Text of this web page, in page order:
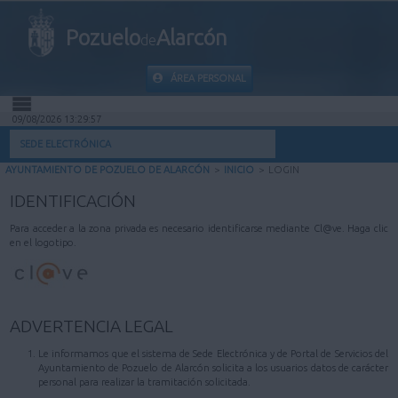
PozuelodeAlarcón
ÁREA PERSONAL
INICIO
MI CARPETA
INFORMACIÓN MUNICIPAL
AYUDA
09/08/2026 13:29:57
SEDE ELECTRÓNICA
AYUNTAMIENTO DE POZUELO DE ALARCÓN > INICIO > LOGIN
IDENTIFICACIÓN
Para acceder a la zona privada es necesario identificarse mediante Cl@ve. Haga clic
en el logotipo.
ADVERTENCIA LEGAL
Le informamos que el sistema de Sede Electrónica y de Portal de Servicios del
Ayuntamiento de Pozuelo de Alarcón solicita a los usuarios datos de carácter
personal para realizar la tramitación solicitada.